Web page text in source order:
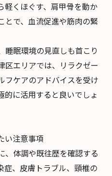
軽くほぐす、肩甲骨を動か
とで、血流促進や筋肉の緊
睡眠環境の見直しも首こり
区エリアでは、リラクゼー
フケアのアドバイスを受け
的に活用すると良いでしょ
い注意事項
、体調や既往歴を確認する
症、皮膚トラブル、頸椎の